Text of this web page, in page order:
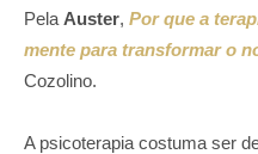
Pela Auster, Por que a
mente para transformar o
Cozolino.
A psicoterapia costuma ser